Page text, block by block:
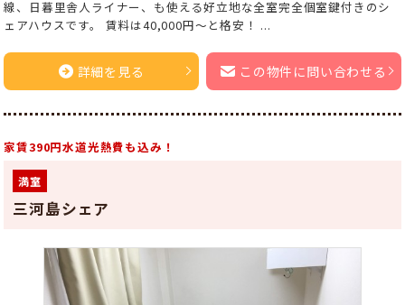
線、日暮里舎人ライナー、も使える好立地な全室完全個室鍵付きのシ
ェアハウスです。 賃料は40,000円～と格安！ ...
詳細を見る この物件に問い合わせる
家賃390円水道光熱費も込み！
満室
三河島シェア